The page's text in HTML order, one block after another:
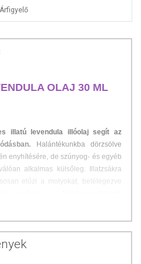
Árfigyelő
OLAJ 30 ML
illatú levendula illóolaj segít az
Halántékunkba dörzsölve
enyhítésére, de szúnyog- és egyéb
alkalmas külsőleg. Illatzsákra
elűzi a molyokat, belélegezve